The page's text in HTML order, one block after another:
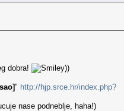
dobra!
))
" http://hjp.srce.hr/index.php?
nase podneblje, haha!)